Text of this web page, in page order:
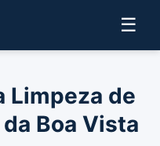
☰
Limpeza de
Boa Vista